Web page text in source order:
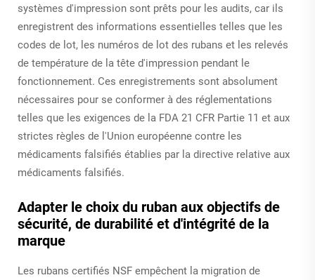
systèmes d'impression sont prêts pour les audits, car ils
enregistrent des informations essentielles telles que les
codes de lot, les numéros de lot des rubans et les relevés
de température de la tête d'impression pendant le
fonctionnement. Ces enregistrements sont absolument
nécessaires pour se conformer à des réglementations
telles que les exigences de la FDA 21 CFR Partie 11 et aux
strictes règles de l'Union européenne contre les
médicaments falsifiés établies par la directive relative aux
médicaments falsifiés.
Adapter le choix du ruban aux objectifs de
sécurité, de durabilité et d'intégrité de la
marque
Les rubans certifiés NSF empêchent la migration de